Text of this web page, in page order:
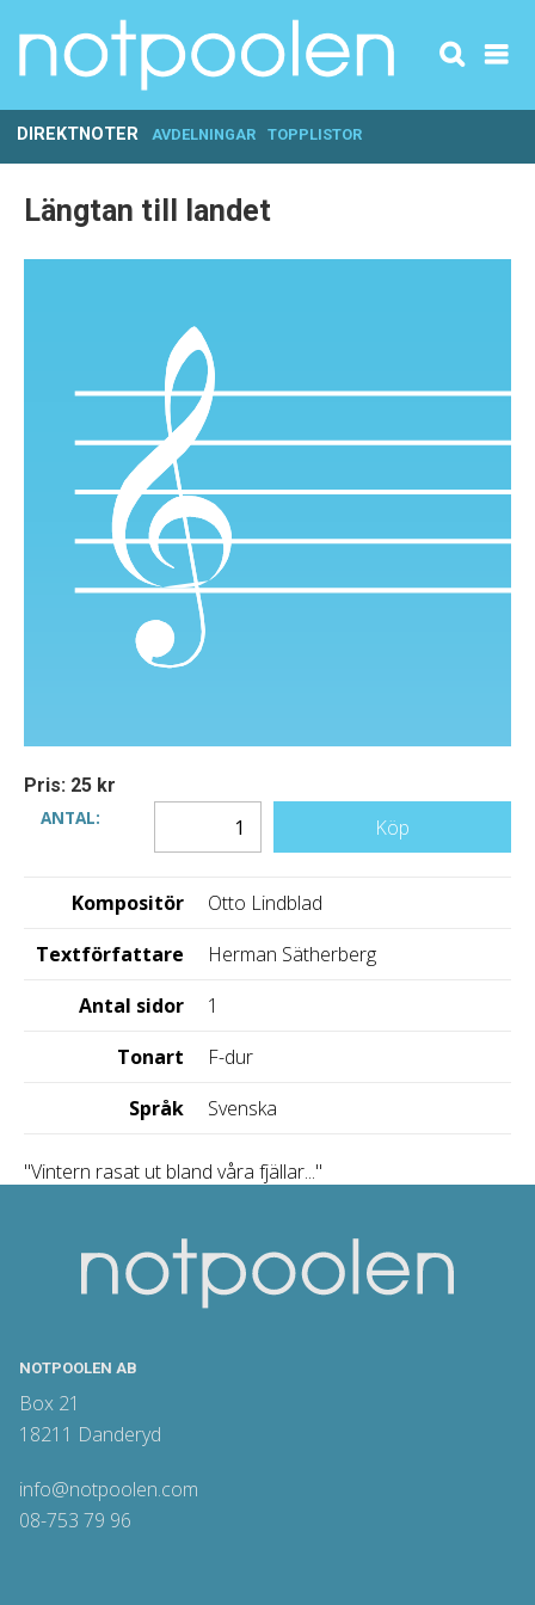
DIREKTNOTER AVDELNINGAR TOPPLISTOR
Längtan till landet
Pris: 25 kr
ANTAL:
Köp
Kompositör
Otto Lindblad
Textförfattare
Herman Sätherberg
Antal sidor
1
Tonart
F-dur
Språk
Svenska
"Vintern rasat ut bland våra fjällar..."
NOTPOOLEN AB
Box 21
18211 Danderyd
info@notpoolen.com
08-753 79 96